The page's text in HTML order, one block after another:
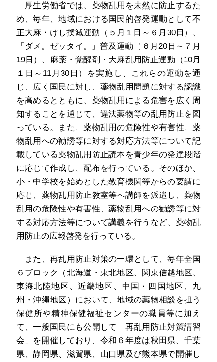
厚生労働省では、薬物乱用を未然に防止するた
め、毎年、地域における国民的啓発運動として不
正大麻・けし撲滅運動（５月１日～６月30日）、
「ダメ。ゼッタイ。」普及運動（６月20日～７月
19日）、麻薬・覚醒剤・大麻乱用防止運動（10月
１日～11月30日）を実施し、これらの運動を通
じ、広く国民に対し、薬物乱用問題に対する認識
を高めるとともに、薬物乱用による危害を広く周
知することを通じて、違法薬物等の乱用防止を図
っている。また、薬物乱用の危険性や有害性、薬
物乱用への勧誘等に対する対応方法等について記
載している薬物乱用防止読本を青少年の発達段階
に応じて作成し、配布を行っている。そのほか、
小・中学校を始めとした教育機関等からの要請に
応じ、薬物乱用防止教室等へ講師を派遣し、薬物
乱用の危険性や有害性、薬物乱用への勧誘等に対
する対応方法等について講義を行うなど、薬物乱
用防止の広報啓発を行っている。
また、再乱用防止対策の一環として、毎年全国
６ブロック（北海道・東北地区、関東信越地区、
東海北陸地区、近畿地区、中国・四国地区、九
州・沖縄地区）において、地域の薬物相談を担う
保健所や精神保健福祉センターの職員等に加え
て、一般国民にも公開して「再乱用防止対策講習
会」を開催しており、令和６年度は秋田県、千葉
県、静岡県、滋賀県、山口県及び熊本県で開催し